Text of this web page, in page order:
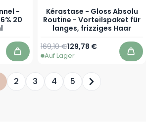
-
20
In den Warenkorb
Kérastase - Gloss Absolu
Routine - Vorteilspaket für
langes, frizziges Haar
129,78 €
169,10 €
Auf Lager In
lesen gerade die Seite
Seite
2 Seite
3 Seite
4 Seite
5 Seite